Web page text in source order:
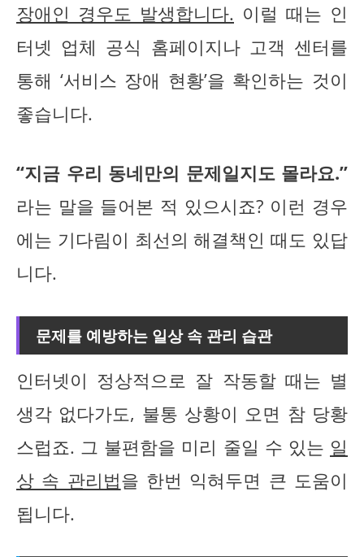
장애인 경우도 발생합니다. 이럴 때는 인
터넷 업체 공식 홈페이지나 고객 센터를
통해 ‘서비스 장애 현황’을 확인하는 것이
좋습니다.
“지금 우리 동네만의 문제일지도 몰라요.”
라는 말을 들어본 적 있으시죠? 이런 경우
에는 기다림이 최선의 해결책인 때도 있답
니다.
문제를 예방하는 일상 속 관리 습관
인터넷이 정상적으로 잘 작동할 때는 별
생각 없다가도, 불통 상황이 오면 참 당황
스럽죠. 그 불편함을 미리 줄일 수 있는 일
상 속 관리법을 한번 익혀두면 큰 도움이
됩니다.